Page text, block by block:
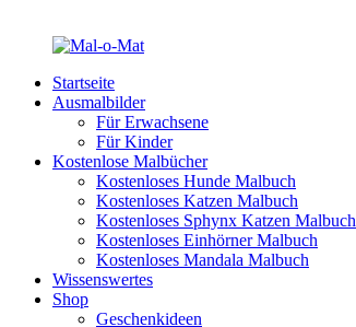
Startseite
Ausmalbilder
Für Erwachsene
Für Kinder
Kostenlose Malbücher
Kostenloses Hunde Malbuch
Kostenloses Katzen Malbuch
Kostenloses Sphynx Katzen Malbuch
Kostenloses Einhörner Malbuch
Kostenloses Mandala Malbuch
Wissenswertes
Shop
Geschenkideen